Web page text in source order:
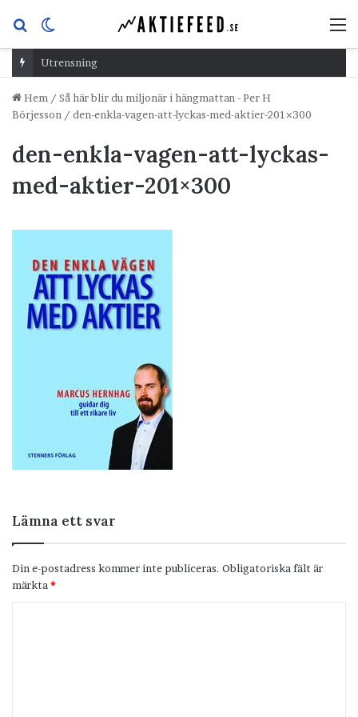
Sök
efterskin
Utrensning
Hem / Så här blir du miljonär i hängmattan - Per H
Börjesson / den-enkla-vagen-att-lyckas-med-aktier-201×300
den-enkla-vagen-att-lyckas-
med-aktier-201×300
Lämna ett svar
Din e-postadress kommer inte publiceras. Obligatoriska fält är
märkta *